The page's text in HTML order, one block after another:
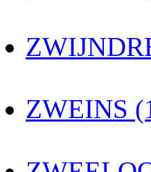
ZWEINS